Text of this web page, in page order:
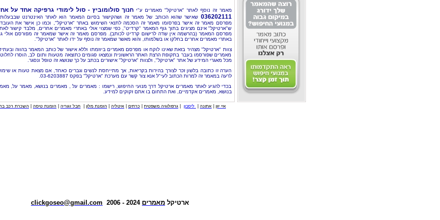
מאמר זה נוסף לאתר "ארטיקל" מאמרים ע"יחנוך סולומוביץ - סול לימודי גרפיקה אחד על
036202111 שאישר שהוא הכותב של מאמר זה ושהקישור בסיום המאמר הוא לאתר האינטרנט
מפרסם מאמר זה אישר בפרסומו מאמר זה הסכמה לתנאי השימוש באתר "ארטיקל", וכמו כן אישר את
ש"ארטיקל" אינם מציגים בתוך גוף המאמר "קרדיט", כפי שמצוי אולי באתרי מאמרים אחרים, מלבד קישור
מפרסם המאמר (בהרשמה אין שדה לרישום קרדיט לכותב). מפרסם מאמר זה אישר שמאמר זה מפורסם אולי
באתרי מאמרים אחרים בחלקו או בשלמותו, והוא מאשר שמאמר זה נוסף על ידו לאתר "ארטיקל".
צוות "ארטיקל" מצהיר בזאת שאינו לוקח או מפרסם מאמרים ביוזמתו וללא אישור של כותב המאמר בהווה
מאמרים שפורסמו בעבר בתקופת הרצת האתר הראשונית ונמצאו פגומים כתוצאה מטעות ותום לב, הוסרו
מכל מאגרי המידע של אתר "ארטיקל", ולצוות "ארטיקל" אישורים בכתב על כך שנושא זה טופל ונסגר.
הערה זו כתובה בלשון זכר לצורך בהירות בקריאות, אך מתייחסת לנשים וגברים כאחד, אם מצאת טעות או
לרעה במאמר זה למרות הכתוב לעי"ל אנא צור קשר עם מערכת "ארטיקל" בפקס 03-6203887.
בכדי להגיע לאתר מאמרים ארטיקל דרך מנועי החיפוש, רישמו : מאמרים על , מאמרים בנושא, מאמר על,
בנושא, מאמרים אקדמיים, ואת התחום בו אתם זקוקים למידע.
איי יוון אתונה ליסבון גרפולוגיה משפטית כרתים איטליה הזמנת מלון חבל זגוריה הזמנת טיסה השכרת רכב
ארטיקל מאמרים 2024 - 2006
clickgoseo@gmail.com